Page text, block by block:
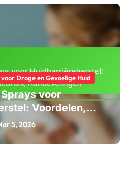
Droge en Gevoelige Huid
voor
Voordelen,
5, 2026